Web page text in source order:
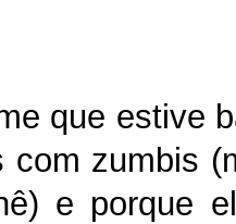
que estive
com zumbis
e porque